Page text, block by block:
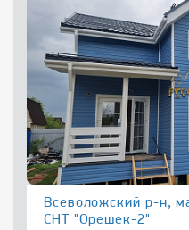
Всеволожский р-н,
СНТ "Орешек-2"